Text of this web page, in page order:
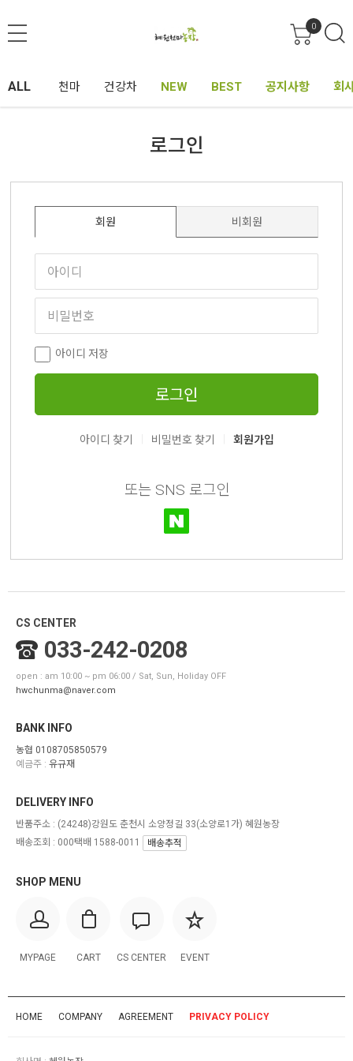
0
ALL 천마 건강차 NEW BEST 공지사항 회
로그인
회원 비회원
아이디 저장
로그인
아이디 찾기 비밀번호 찾기 회원가입
또는 SNS 로그인
CS CENTER
033-242-0208
open : am 10:00 ~ pm 06:00 / Sat, Sun, Holiday OFF
hwchunma@naver.com
BANK INFO
농협 0108705850579
예금주 : 유규재
SHOP MENU
MYPAGE CART CS CENTER EVENT
DELIVERY INFO
반품주소 : (24248)강원도 춘천시 소양정길 33(소양로1가) 혜원농장
배송조회 : 000택배 1588-0011
배송추적
HOME COMPANY AGREEMENT PRIVACY POLICY